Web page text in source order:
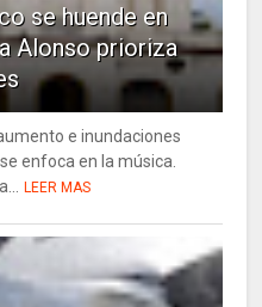
se huende en
Alonso prioriza
e inundaciones
enfoca en la música.
LEER MAS